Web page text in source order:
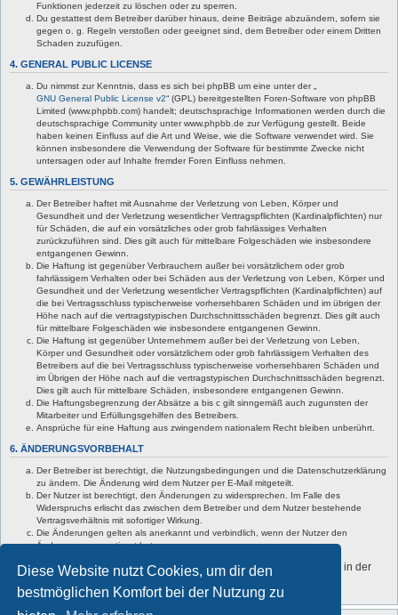
Diese Website nutzt Cookies, um dir den
bestmöglichen Komfort bei der Nutzung zu
Funktionen jederzeit zu löschen oder zu sperren.
Du gestattest dem Betreiber darüber hinaus, deine Beiträge abzuändern, sofern sie
gegen o. g. Regeln verstoßen oder geeignet sind, dem Betreiber oder einem Dritten
Schaden zuzufügen.
4. GENERAL PUBLIC LICENSE
Du nimmst zur Kenntnis, dass es sich bei phpBB um eine unter der „
GNU General Public License v2“ (GPL) bereitgestellten Foren-Software von phpBB
Limited (www.phpbb.com) handelt; deutschsprachige Informationen werden durch die
deutschsprachige Community unter www.phpbb.de zur Verfügung gestellt. Beide
haben keinen Einfluss auf die Art und Weise, wie die Software verwendet wird. Sie
können insbesondere die Verwendung der Software für bestimmte Zwecke nicht
untersagen oder auf Inhalte fremder Foren Einfluss nehmen.
5. GEWÄHRLEISTUNG
Der Betreiber haftet mit Ausnahme der Verletzung von Leben, Körper und
Gesundheit und der Verletzung wesentlicher Vertragspflichten (Kardinalpflichten) nur
für Schäden, die auf ein vorsätzliches oder grob fahrlässiges Verhalten
zurückzuführen sind. Dies gilt auch für mittelbare Folgeschäden wie insbesondere
entgangenen Gewinn.
Die Haftung ist gegenüber Verbrauchern außer bei vorsätzlichem oder grob
fahrlässigem Verhalten oder bei Schäden aus der Verletzung von Leben, Körper und
Gesundheit und der Verletzung wesentlicher Vertragspflichten (Kardinalpflichten) auf
die bei Vertragsschluss typischerweise vorhersehbaren Schäden und im übrigen der
Höhe nach auf die vertragstypischen Durchschnittsschäden begrenzt. Dies gilt auch
für mittelbare Folgeschäden wie insbesondere entgangenen Gewinn.
Die Haftung ist gegenüber Unternehmern außer bei der Verletzung von Leben,
Körper und Gesundheit oder vorsätzlichem oder grob fahrlässigem Verhalten des
Betreibers auf die bei Vertragsschluss typischerweise vorhersehbaren Schäden und
im Übrigen der Höhe nach auf die vertragstypischen Durchschnittsschäden begrenzt.
Dies gilt auch für mittelbare Schäden, insbesondere entgangenen Gewinn.
Die Haftungsbegrenzung der Absätze a bis c gilt sinngemäß auch zugunsten der
Mitarbeiter und Erfüllungsgehilfen des Betreibers.
Ansprüche für eine Haftung aus zwingendem nationalem Recht bleiben unberührt.
6. ÄNDERUNGSVORBEHALT
Der Betreiber ist berechtigt, die Nutzungsbedingungen und die Datenschutzerklärung
zu ändern. Die Änderung wird dem Nutzer per E-Mail mitgeteilt.
Der Nutzer ist berechtigt, den Änderungen zu widersprechen. Im Falle des
Widerspruchs erlischt das zwischen dem Betreiber und dem Nutzer bestehende
Vertragsverhältnis mit sofortiger Wirkung.
Die Änderungen gelten als anerkannt und verbindlich, wenn der Nutzer den
Änderungen zugestimmt hat.
Informationen über den Umgang mit deinen persönlichen Daten sind in der